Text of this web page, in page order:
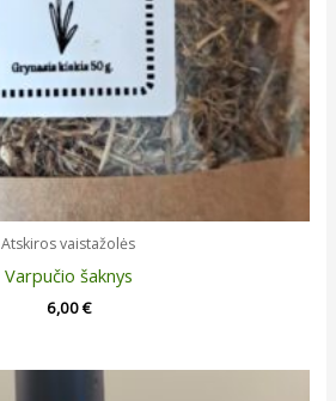
Atskiros vaistažolės
Varpučio šaknys
6,00€